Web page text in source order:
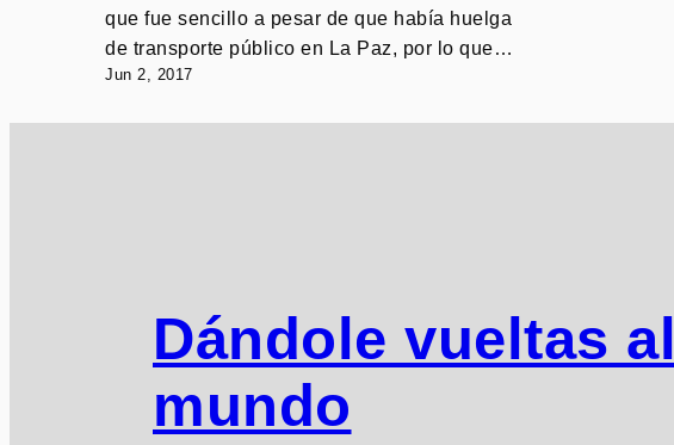
que fue sencillo a pesar de que había huelga
de transporte público en La Paz, por lo que…
Jun 2, 2017
Dándole vueltas al
mundo